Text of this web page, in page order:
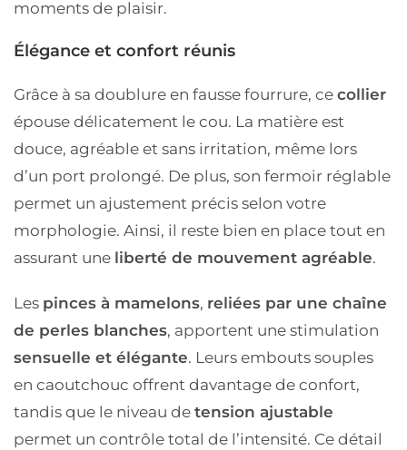
moments de plaisir.
Élégance et confort réunis
Grâce à sa doublure en fausse fourrure, ce collier
épouse délicatement le cou. La matière est
douce, agréable et sans irritation, même lors
d’un port prolongé. De plus, son fermoir réglable
permet un ajustement précis selon votre
morphologie. Ainsi, il reste bien en place tout en
assurant une liberté de mouvement agréable.
Les pinces à mamelons, reliées par une chaîne
de perles blanches, apportent une stimulation
sensuelle et élégante. Leurs embouts souples
en caoutchouc offrent davantage de confort,
tandis que le niveau de tension ajustable
permet un contrôle total de l’intensité. Ce détail